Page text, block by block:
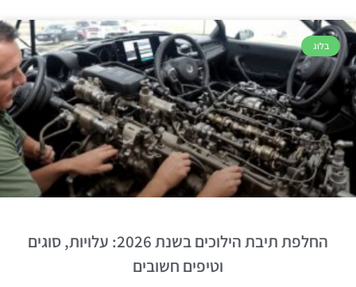
בלוג
החלפת תיבת הילוכים בשנת 2026: עלויות, סוגים
וטיפים חשובים